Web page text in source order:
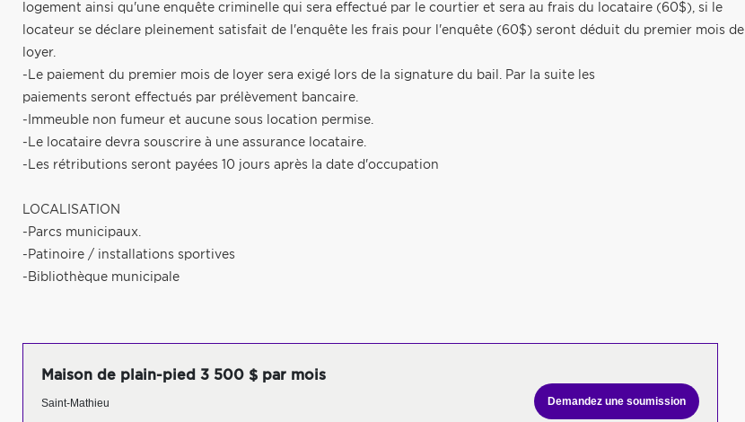
logement ainsi qu'une enquête criminelle qui sera effectué par le courtier et sera au frais du locataire (60$), si le
locateur se déclare pleinement satisfait de l'enquête les frais pour l'enquête (60$) seront déduit du premier mois de
loyer.
-Le paiement du premier mois de loyer sera exigé lors de la signature du bail. Par la suite les
paiements seront effectués par prélèvement bancaire.
-Immeuble non fumeur et aucune sous location permise.
-Le locataire devra souscrire à une assurance locataire.
-Les rétributions seront payées 10 jours après la date d'occupation
LOCALISATION
-Parcs municipaux.
-Patinoire / installations sportives
-Bibliothèque municipale
Maison de plain-pied 3 500 $ par mois
Saint-Mathieu Demandez une soumission